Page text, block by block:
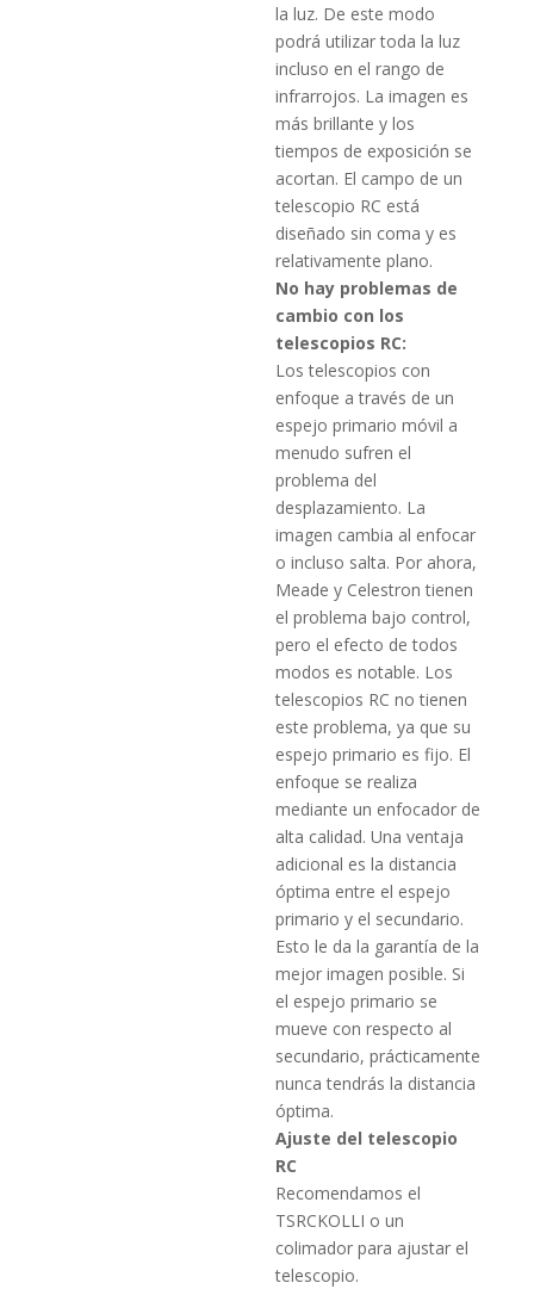
la luz. De este modo
podrá utilizar toda la luz
incluso en el rango de
infrarrojos. La imagen es
más brillante y los
tiempos de exposición se
acortan. El campo de un
telescopio RC está
diseñado sin coma y es
relativamente plano.
No hay problemas de
cambio con los
telescopios RC:
Los telescopios con
enfoque a través de un
espejo primario móvil a
menudo sufren el
problema del
desplazamiento. La
imagen cambia al enfocar
o incluso salta. Por ahora,
Meade y Celestron tienen
el problema bajo control,
pero el efecto de todos
modos es notable. Los
telescopios RC no tienen
este problema, ya que su
espejo primario es fijo. El
enfoque se realiza
mediante un enfocador de
alta calidad. Una ventaja
adicional es la distancia
óptima entre el espejo
primario y el secundario.
Esto le da la garantía de la
mejor imagen posible. Si
el espejo primario se
mueve con respecto al
secundario, prácticamente
nunca tendrás la distancia
óptima.
Ajuste del telescopio
RC
Recomendamos el
TSRCKOLLI o un
colimador para ajustar el
telescopio.